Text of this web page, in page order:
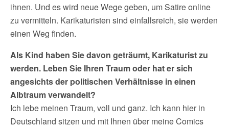
ihnen. Und es wird neue Wege geben, um Satire online
zu vermitteln. Karikaturisten sind einfallsreich, sie werden
einen Weg finden.
Als Kind haben Sie davon geträumt, Karikaturist zu
werden. Leben Sie Ihren Traum oder hat er sich
angesichts der politischen Verhältnisse in einen
Albtraum verwandelt?
Ich lebe meinen Traum, voll und ganz. Ich kann hier in
Deutschland sitzen und mit Ihnen über meine Comics